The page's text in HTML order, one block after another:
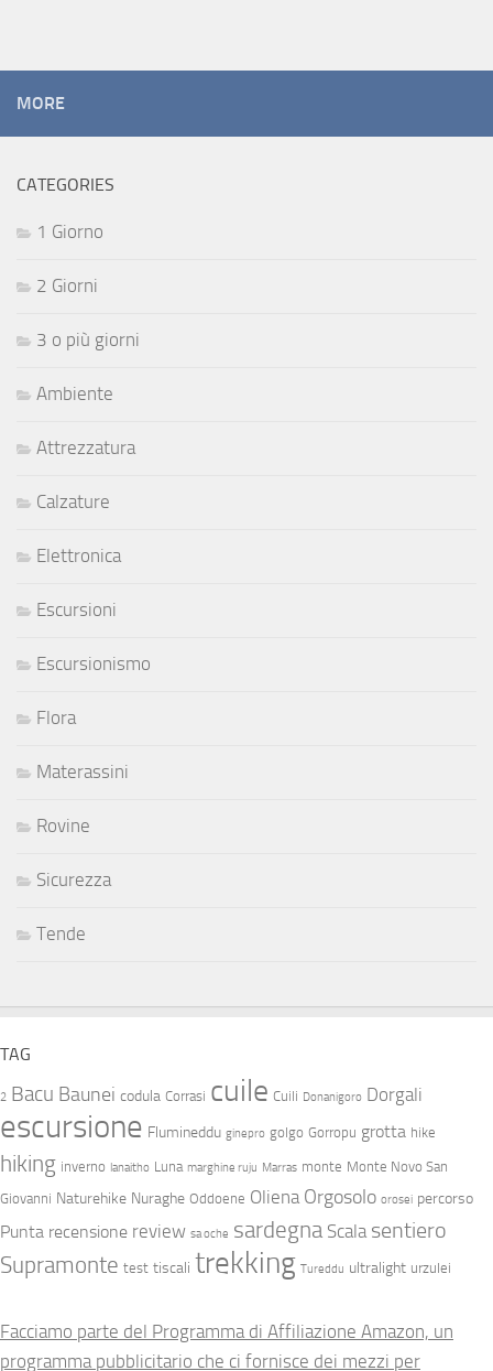
MORE
CATEGORIES
1 Giorno
2 Giorni
3 o più giorni
Ambiente
Attrezzatura
Calzature
Elettronica
Escursioni
Escursionismo
Flora
Materassini
Rovine
Sicurezza
Tende
TAG
2 Bacu Baunei codula Corrasi cuile Cuili Donanigoro Dorgali
escursione Flumineddu ginepro golgo Gorropu grotta hike
hiking inverno lanaitho Luna marghine ruju Marras monte Monte Novo San
Giovanni Naturehike Nuraghe Oddoene Oliena Orgosolo orosei percorso
Punta recensione review sa oche sardegna Scala sentiero
Supramonte test tiscali trekking Tureddu ultralight urzulei
Facciamo parte del Programma di Affiliazione Amazon, un
programma pubblicitario che ci fornisce dei mezzi per